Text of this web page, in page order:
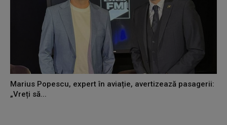
Marius Popescu, expert în aviație, avertizează pasagerii:
„Vreți să...